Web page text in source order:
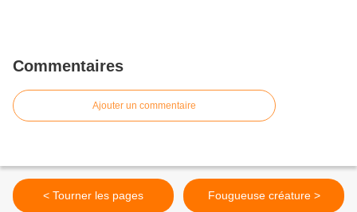
Commentaires
Ajouter un commentaire
< Tourner les pages Fougueuse créature >